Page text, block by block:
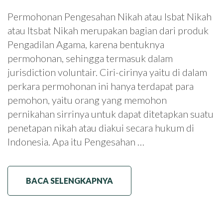
Permohonan Pengesahan Nikah atau Isbat Nikah
atau Itsbat Nikah merupakan bagian dari produk
Pengadilan Agama, karena bentuknya
permohonan, sehingga termasuk dalam
jurisdiction voluntair. Ciri-cirinya yaitu di dalam
perkara permohonan ini hanya terdapat para
pemohon, yaitu orang yang memohon
pernikahan sirrinya untuk dapat ditetapkan suatu
penetapan nikah atau diakui secara hukum di
Indonesia. Apa itu Pengesahan …
BACA SELENGKAPNYA